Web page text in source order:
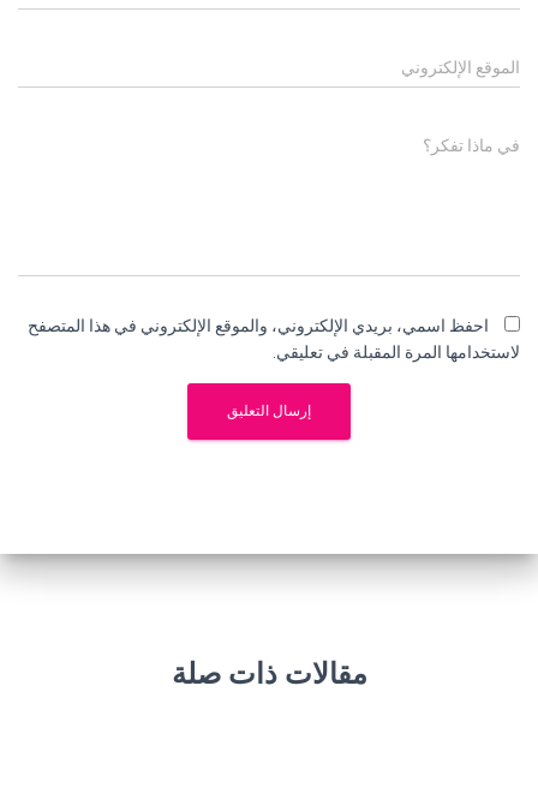
الموقع الإلكتروني
في ماذا تفكر؟
احفظ اسمي، بريدي الإلكتروني، والموقع الإلكتروني في هذا المتصفح
لاستخدامها المرة المقبلة في تعليقي.
مقالات ذات صلة